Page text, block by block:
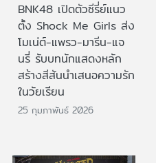
BNK48 เปิดตัวซีรี่ย์แนว
ตั้ง Shock Me Girls ส่ง
โมเน่ต์-แพรว-มารีน-แจ
นรี่ รับบทนักแสดงหลัก
สร้างสีสันนำเสนอความรัก
ในวัยเรียน
25 กุมภาพันธ์ 2026